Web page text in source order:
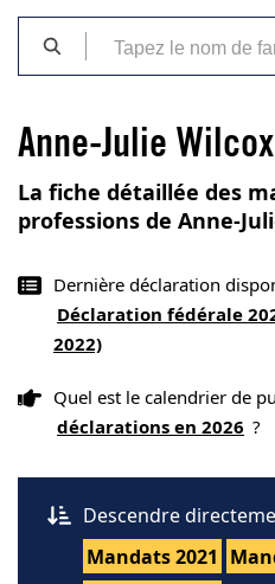
Anne-Julie Wilcox
La fiche détaillée des
professions de Anne-
Dernière déclaration
Déclaration fédérale
2022)
Quel est le calendrier de
déclarations en 2026 ?
Descendre
Mandats 2021